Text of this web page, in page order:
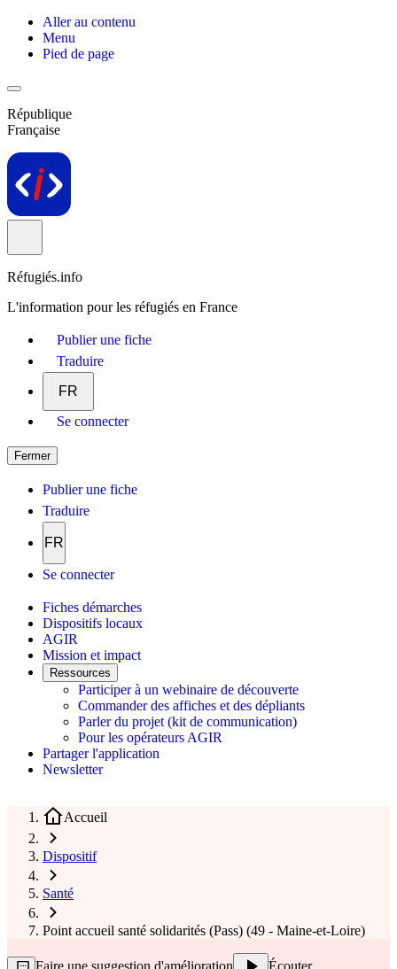
Aller au contenu
Menu
Pied de page
République
Française
Réfugiés.info
L'information pour les réfugiés en France
Publier une fiche
Traduire
FR
Se connecter
Fermer
Publier une fiche
Traduire
FR
Se connecter
Fiches démarches
Dispositifs locaux
AGIR
Mission et impact
Ressources
Participer à un webinaire de découverte
Commander des affiches et des dépliants
Parler du projet (kit de communication)
Pour les opérateurs AGIR
Partager l'application
Newsletter
Accueil
Dispositif
Santé
Point accueil santé solidarités (Pass) (49 - Maine-et-Loire)
Faire une suggestion d'amélioration Écouter